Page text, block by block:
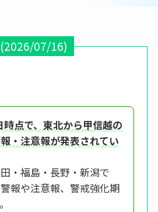
(2026/07/16)
点で、東北から甲信越の
・注意報が発表されてい
・福島・長野・新潟で
報や注意報、警戒強化期